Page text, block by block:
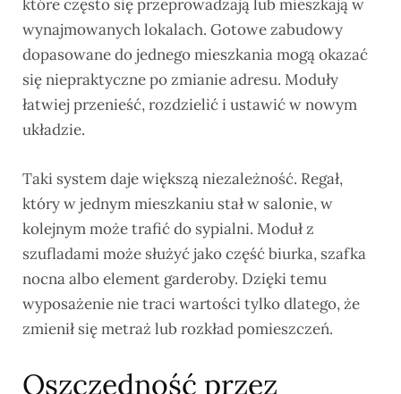
które często się przeprowadzają lub mieszkają w
wynajmowanych lokalach. Gotowe zabudowy
dopasowane do jednego mieszkania mogą okazać
się niepraktyczne po zmianie adresu. Moduły
łatwiej przenieść, rozdzielić i ustawić w nowym
układzie.
Taki system daje większą niezależność. Regał,
który w jednym mieszkaniu stał w salonie, w
kolejnym może trafić do sypialni. Moduł z
szufladami może służyć jako część biurka, szafka
nocna albo element garderoby. Dzięki temu
wyposażenie nie traci wartości tylko dlatego, że
zmienił się metraż lub rozkład pomieszczeń.
Oszczędność przez